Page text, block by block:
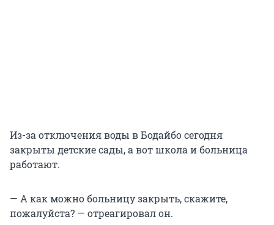
Из-за отключения воды в Бодайбо сегодня
закрыты детские сады, а вот школа и больница
работают.
— А как можно больницу закрыть, скажите,
пожалуйста? — отреагировал он.